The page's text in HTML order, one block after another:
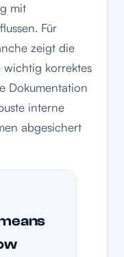
mit
Für
zeigt die
wichtig korrektes
Dokumentation
interne
abgesichert